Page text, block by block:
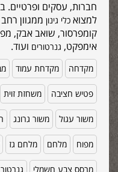
חברות, עסקים ופרטיים.
למצוא כלי גינון ממגוון
קומפרסור, שואב אבק,
אימפקט, גנרטורים ועוד.
מקדחה מקדחת עמוד
פטיש חציבה משחזת זוית
משור עגול משור גרונג
מפוח מלחם מלחם גז
מרסס צבע חשמלי גנרטור